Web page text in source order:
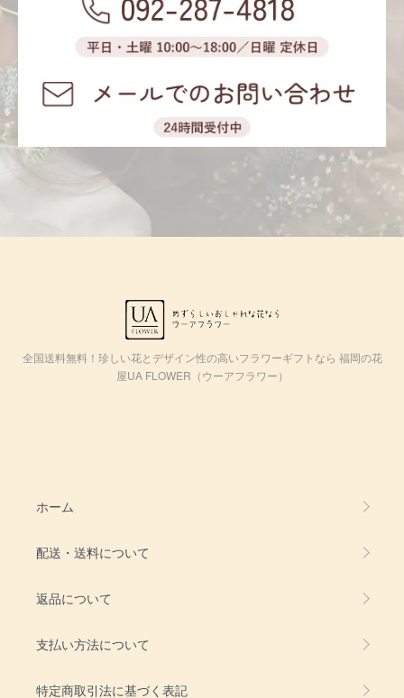
全国送料無料！珍しい花とデザイン性の高いフラワーギフトなら 福岡の花
屋UA FLOWER（ウーアフラワー）
ホーム
配送・送料について
返品について
支払い方法について
特定商取引法に基づく表記